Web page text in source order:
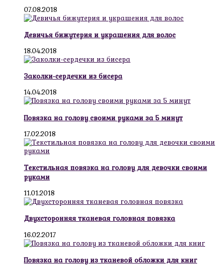
07.08.2018
Девичья бижутерия и украшения для волос
18.04.2018
Заколки-сердечки из бисера
14.04.2018
Повязка на голову своими руками за 5 минут
17.02.2018
Текстильная повязка на голову для девочки своими
руками
11.01.2018
Двухсторонняя тканевая головная повязка
16.02.2017
Повязка на голову из тканевой обложки для книг